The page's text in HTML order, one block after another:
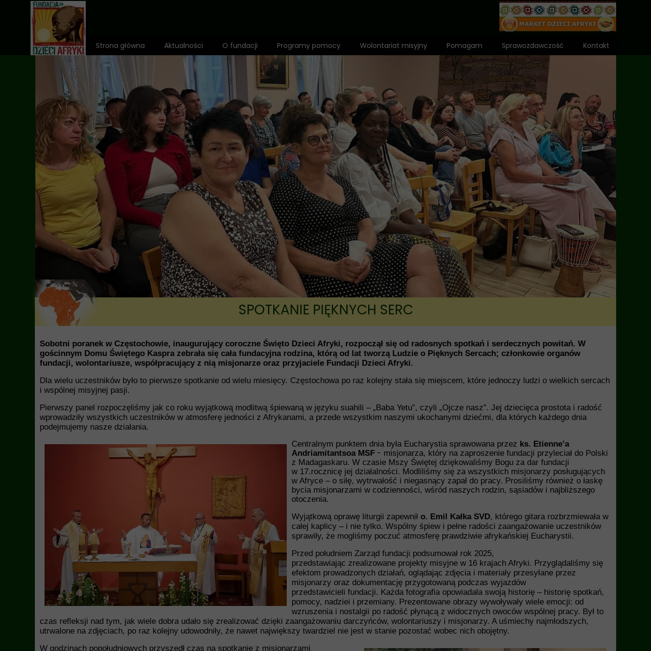
SPOTKANIE PIĘKNYCH SERC
Sobotni poranek w Częstochowie, inaugurujący coroczne Święto Dzieci Afryki, rozpoczął się od radosnych spotkań i serdecznych powitań. W
gościnnym Domu Świętego Kaspra zebrała się cała fundacyjna rodzina, którą od lat tworzą Ludzie o Pięknych Sercach; członkowie organów
fundacji, wolontariusze, współpracujący z nią misjonarze oraz przyjaciele Fundacji Dzieci Afryki.
Dla wielu uczestników było to pierwsze spotkanie od wielu miesięcy. Częstochowa po raz kolejny stała się miejscem, które jednoczy ludzi o wielkich sercach
i wspólnej misyjnej pasji.
Pierwszy panel rozpoczęliśmy jak co roku wyjątkową modlitwą śpiewaną w języku suahili – „Baba Yetu”, czyli „Ojcze nasz”. Jej dziecięca prostota i radość
wprowadziły wszystkich uczestników w atmosferę jedności z Afrykanami, a przede wszystkim naszymi ukochanymi dziećmi, dla których każdego dnia
podejmujemy nasze działania.
Centralnym punktem dnia była Eucharystia sprawowana przez ks. Etienne’a
Andriamitantsoa MSF - misjonarza, który na zaproszenie fundacji przyleciał do Polski
z Madagaskaru. W czasie Mszy Świętej dziękowaliśmy Bogu za dar fundacji
w 17.rocznicę jej działalności. Modliliśmy się za wszystkich misjonarzy posługujących
w Afryce – o siłę, wytrwałość i niegasnący zapał do pracy. Prosiliśmy również o łaskę
bycia misjonarzami w codzienności, wśród naszych rodzin, sąsiadów i najbliższego
otoczenia.
Wyjątkową oprawę liturgii zapewnił o. Emil Kałka SVD, którego gitara rozbrzmiewała w
całej kaplicy – i nie tylko. Wspólny śpiew i pełne radości zaangażowanie uczestników
sprawiły, że mogliśmy poczuć atmosferę prawdziwie afrykańskiej Eucharystii.
Przed południem Zarząd fundacji podsumował rok 2025,
przedstawiając zrealizowane projekty misyjne w 16 krajach Afryki. Przyglądaliśmy się
efektom prowadzonych działań, oglądając zdjęcia i materiały przesyłane przez
misjonarzy oraz dokumentację przygotowaną podczas wyjazdów
przedstawicieli fundacji. Każda fotografia opowiadała swoją historię – historię spotkań,
pomocy, nadziei i przemiany. Prezentowane obrazy wywoływały wiele emocji: od
wzruszenia i nostalgii po radość płynącą z widocznych owoców wspólnej pracy. Był to
czas refleksji nad tym, jak wiele dobra udało się zrealizować dzięki zaangażowaniu darczyńców, wolontariuszy i misjonarzy. A uśmiechy najmłodszych,
utrwalone na zdjęciach, po raz kolejny udowodniły, że nawet największy twardziel nie jest w stanie pozostać wobec nich obojętny.
W godzinach popołudniowych przyszedł czas na spotkanie z misjonarzami
Strona główna Aktualności O fundacji
Zespół
Mapa działalności
Wyróżnienia
Rekomendacje
Anioł Dzieci Afryki
Standardy ochrony małoletnich
Polityka prywatności
Programy pomocy
1,5% dla Dzieci Afryki
Fundusz misyjny
Adopcja Serca
Bilet do Świata
Edukacja
Zdrowie i profilaktyka
Opieka i dożywianie
Pomoc niepełnosprawnym
Fundusz ks. Lemieszko
Wolontariat misyjny Pomagam Sprawozdawczość Kontakt